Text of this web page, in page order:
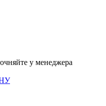
у менеджера